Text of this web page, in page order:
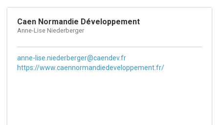
Caen Normandie Développement
Anne-Lise Niederberger
anne-lise.niederberger@caendev.fr
https://www.caennormandiedeveloppement.fr/